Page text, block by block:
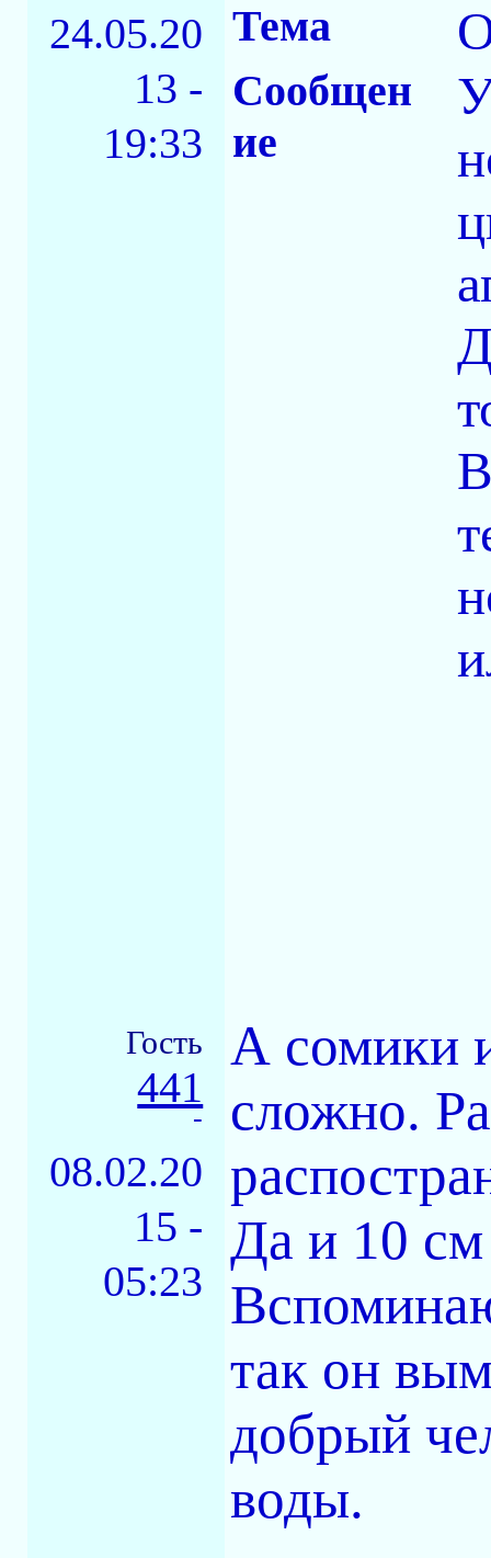
24.05.20
13 -
19:33
Тема
Сообщен
ие
Гость
441
-
08.02.20
15 -
05:23
А сомики
сложно.
Да и 10 см
так он
добрый
воды.